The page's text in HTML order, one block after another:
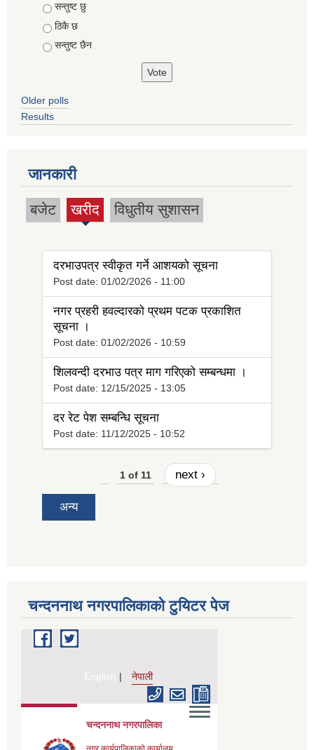
Choices
सन्तुष्ट छु
ठिकै छ
सन्तुष्ट छैन
Older polls
Results
जानकारी
बजेट खरीद
(active
विधुतीय सुशासन
दरभाउपत्र स्वीकृत गर्ने आशयको सूचना
Post date: 01/02/2026 - 11:00
नगर प्रहरी हवल्दारको प्रथम पटक प्रकाशित
सूचना ।
Post date: 01/02/2026 - 10:59
शिलवन्दी दरभाउ पत्र माग गरिएको सम्बन्धमा ।
Post date: 12/15/2025 - 13:05
दर रेट पेश सम्बन्धि सूचना
Post date: 11/12/2025 - 10:52
1 of 11 next ›
अन्य
चन्दननाथ नगरपालिकाको टुयिटर पेज